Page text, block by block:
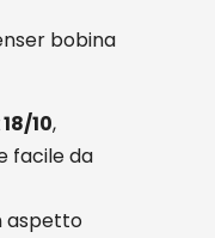
bobina
10,
facile da
aspetto